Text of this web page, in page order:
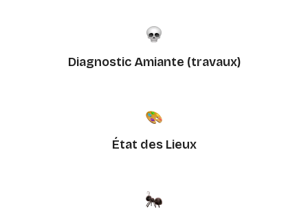
Diagnostic Amiante (travaux)
État des Lieux